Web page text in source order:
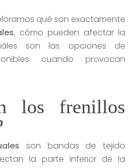
qué son exactamente
, cómo pueden afectar la
son las opciones de
cuando provocan
los frenillos
son bandas de tejido
la parte inferior de la